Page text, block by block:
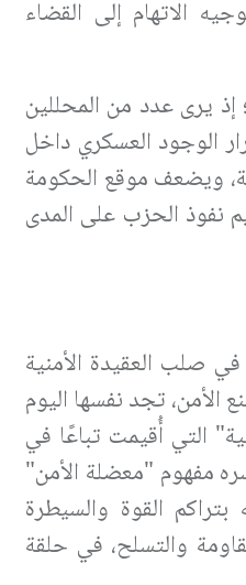
الاتهام إلى القضاء
يرى عدد من المحللين
الوجود العسكري داخل
ويضعف موقع الحكومة
نفوذ الحزب على المدى
صلب العقيدة الأمنية
الأمن، تجد نفسها اليوم
التي أُقيمت تباعًا في
مفهوم "معضلة الأمن"
القوة والسيطرة
والتسلح، في حلقة